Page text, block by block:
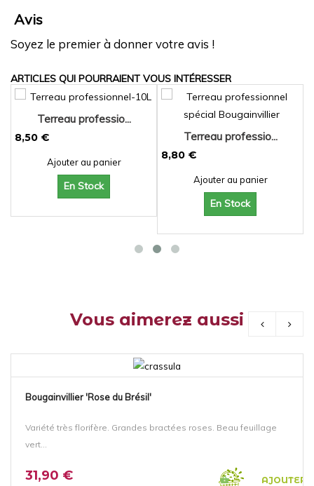
Avis
Soyez le premier à donner votre avis !
ARTICLES QUI POURRAIENT VOUS INTÉRESSER
Terreau professio...
8,50 €
Ajouter au panier
En Stock
Terreau professio...
8,80 €
Ajouter au panier
En Stock
Vous aimerez aussi
Bougainvillier 'Rose du Brésil'
Variété très florifère. Grandes bractées roses. Beau feuillage
vert...
31,90 € AJOUTER